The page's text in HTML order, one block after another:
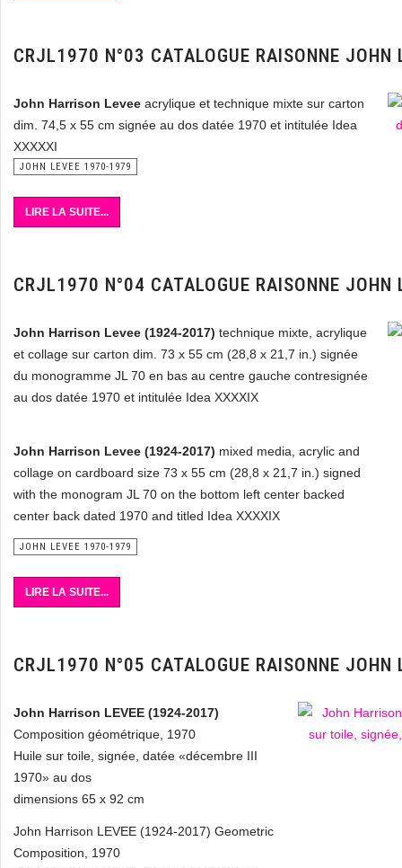
CRJL1970 N°03 CATALOGUE RAISONNE JOHN
John Harrison Levee acrylique et technique mixte sur carton
dim. 74,5 x 55 cm signée au dos datée 1970 et intitulée Idea
XXXXXI
JOHN LEVEE 1970-1979
LIRE LA SUITE...
CRJL1970 N°04 CATALOGUE RAISONNE JOHN
John Harrison Levee (1924-2017) technique mixte, acrylique
et collage sur carton dim. 73 x 55 cm (28,8 x 21,7 in.) signée
du monogramme JL 70 en bas au centre gauche contresignée
au dos datée 1970 et intitulée Idea XXXXIX
John Harrison Levee (1924-2017) mixed media, acrylic and
collage on cardboard size 73 x 55 cm (28,8 x 21,7 in.) signed
with the monogram JL 70 on the bottom left center backed
center back dated 1970 and titled Idea XXXXIX
JOHN LEVEE 1970-1979
LIRE LA SUITE...
CRJL1970 N°05 CATALOGUE RAISONNE JOHN
John Harrison LEVEE (1924-2017)
Composition géométrique, 1970
Huile sur toile, signée, datée «décembre III
1970» au dos
dimensions 65 x 92 cm
John Harrison LEVEE (1924-2017) Geometric
Composition, 1970